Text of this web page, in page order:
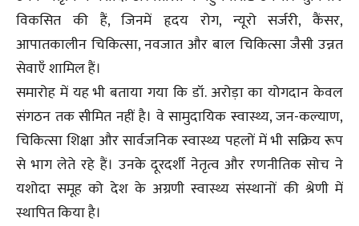
विकसित की हैं, जिनमें हृदय रोग, न्यूरो सर्जरी, कैंसर,
आपातकालीन चिकित्सा, नवजात और बाल चिकित्सा जैसी उन्नत
सेवाएँ शामिल हैं।
समारोह में यह भी बताया गया कि डॉ. अरोड़ा का योगदान केवल
संगठन तक सीमित नहीं है। वे सामुदायिक स्वास्थ्य, जन-कल्याण,
चिकित्सा शिक्षा और सार्वजनिक स्वास्थ्य पहलों में भी सक्रिय रूप
से भाग लेते रहे हैं। उनके दूरदर्शी नेतृत्व और रणनीतिक सोच ने
यशोदा समूह को देश के अग्रणी स्वास्थ्य संस्थानों की श्रेणी में
स्थापित किया है।